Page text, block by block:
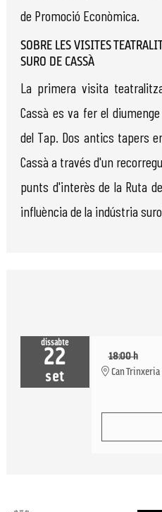
de Promoció Econòmica.
SOBRE LES VISITES
SURO DE CASSÀ
La primera visita
Cassà es va fer el
del Tap. Dos antics tapers
Cassà a través d'un
punts d'interès de la Ruta
influència de la indústria
dissabte
22
set
18:00 h
Can Trinxeria